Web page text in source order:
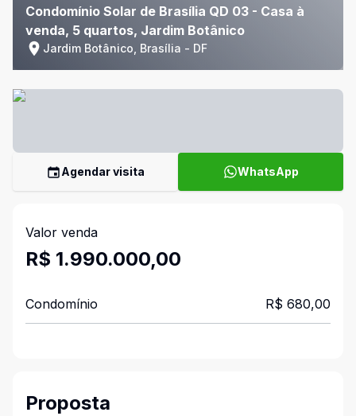
Condomínio Solar de Brasília QD 03 - Casa à
venda, 5 quartos, Jardim Botânico
Jardim Botânico, Brasília - DF
Agendar visita WhatsApp
Valor venda
R$ 1.990.000,00
Condomínio R$ 680,00
Proposta